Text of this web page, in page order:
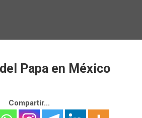
Papa en México
Compartir...